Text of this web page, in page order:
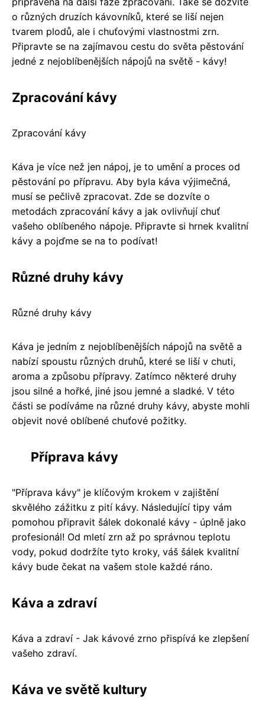
o různých druzích kávovníků, které se liší nejen
tvarem plodů, ale i chuťovými vlastnostmi zrn.
Připravte se na zajímavou cestu do světa pěstování
jedné z nejoblíbenějších nápojů na světě - kávy!
Zpracování kávy
Zpracování kávy
Káva je více než jen nápoj, je to umění a proces od
pěstování po přípravu. Aby byla káva výjimečná,
musí se pečlivě zpracovat. Zde se dozvíte o
metodách zpracování kávy a jak ovlivňují chuť
vašeho oblíbeného nápoje. Připravte si hrnek kvalitní
kávy a pojďme se na to podívat!
Různé druhy kávy
Různé druhy kávy
Káva je jedním z nejoblíbenějších nápojů na světě a
nabízí spoustu různých druhů, které se liší v chuti,
aroma a způsobu přípravy. Zatímco některé druhy
jsou silné a hořké, jiné jsou jemné a sladké. V této
části se podíváme na různé druhy kávy, abyste mohli
objevit nové oblíbené chuťové požitky.
Příprava kávy
"Příprava kávy" je klíčovým krokem v zajištění
skvělého zážitku z pití kávy. Následující tipy vám
pomohou připravit šálek dokonalé kávy - úplně jako
profesionál! Od mletí zrn až po správnou teplotu
vody, pokud dodržíte tyto kroky, váš šálek kvalitní
kávy bude čekat na vašem stole každé ráno.
Káva a zdraví
Káva a zdraví - Jak kávové zrno přispívá ke zlepšení
vašeho zdraví.
Káva ve světě kultury